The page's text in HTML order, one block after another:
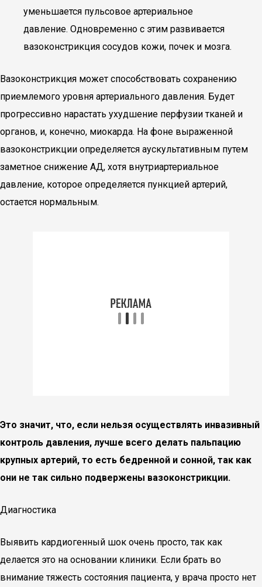
уменьшается пульсовое артериальное
давление. Одновременно с этим развивается
вазоконстрикция сосудов кожи, почек и мозга.
Вазоконстрикция может способствовать сохранению
приемлемого уровня артериального давления. Будет
прогрессивно нарастать ухудшение перфузии тканей и
органов, и, конечно, миокарда. На фоне выраженной
вазоконстрикции определяется аускультативным путем
заметное снижение АД, хотя внутриартериальное
давление, которое определяется пункцией артерий,
остается нормальным.
Это значит, что, если нельзя осуществлять инвазивный
контроль давления, лучше всего делать пальпацию
крупных артерий, то есть бедренной и сонной, так как
они не так сильно подвержены вазоконстрикции.
Диагностика
Выявить кардиогенный шок очень просто, так как
делается это на основании клиники. Если брать во
внимание тяжесть состояния пациента, у врача просто нет